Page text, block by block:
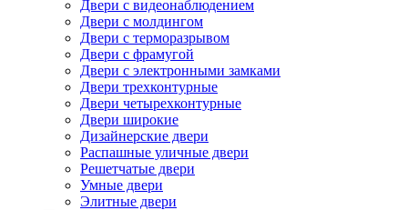
Двери с видеонаблюдением
Двери с молдингом
Двери с терморазрывом
Двери с фрамугой
Двери с электронными замками
Двери трехконтурные
Двери четырехконтурные
Двери широкие
Дизайнерские двери
Распашные уличные двери
Решетчатые двери
Умные двери
Элитные двери